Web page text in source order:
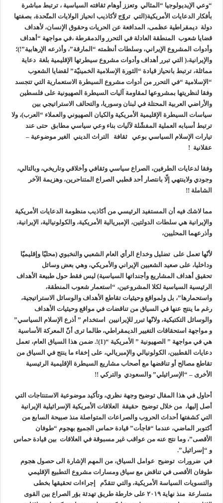
“وعي الإيديولوجيا “المثالي وتعزز أوهام ثقافته السياسية ، ترتبط مباشرة
بأفكار الدعايات الأمريكية(التي تروّج لأكاذيب انحياز الولايات المتّحدة، بصفتها
دولة ديمقراطية عظمى، المدافعة عن الحريات وحقوق الإنسان، لأهداف
قضايا شعوب المنطقة العادلة في التحرر والدمقرطة ،في مواجهة “أهداف
وأدوات المشروع الإيراني، وسلطات أنظمته “المارقة”، وأذرعه الإرهابية”!)؛
والإيرانية،( التي تبرر أهداف وأدوات مشروع سيطرتها الإقليمية بلغة دعاية
مماثلة، ترتبط بانحياز قيادة “الثورة الإسلامية الخمينيّة” لقضايا الشعوب
“الإسلامية “في التحرر من أدوات مشروع السيطرة الاستعمارية التي تتجسد
وفقا لنظريتها بمشروعها لمقاومة آليات السيطرة الصهيونية على فلسطين
والأراضي العربية المحتلة في لبنان وسوريا، والتحالف الاستراتيجي بين
سياسات السيطرة الإقليمية الأمريكية والكيان الصهيوني والعملاء “العرب)، ولا
ترتبط أسبابه العملية المفشّلة لآليات بناء وعي سياسي مطابق حتى عند
تيارات الإسلام السياسي بوعي ثقافة التراث الديني الغير موضوعية –
عقلانية !
وفقا لدعايات الطرفين، الصراع سياسي وثقافي وأخلاقي وتاريخي، وبالتالي،
وجودي ولاينتهي إلّا بانتصار أحد قطبي الصراع المتناحرين، وهزيمة الآخر
الشاملة !!
مما لاشك فيه أن المستفيد الرئيسي من أكاذيب منظومة الدعايات الأمريكية
والإيرانية هي سلطات الدولتين، الإمبريالية الأمريكية، والكولونيالية، الإيرانية،
وأذرعهما المحليين،
لأنّها تعمل على تضليل وخداع الرأي العام الشعبي والنخبوي (محليّا وإقليميّا
وداخليا، على صعيد الشعبين الإيراني والأمريكي، وهي بعض وسائل
تحقيق أهداف المشاريع وأجنداتها السياسية) ليس فقط حول طبيعة الأهداف
الرئيسية السياسية لكلا المشروعين، “استعمار شعوب المنطقة،
واستحمارها”، بل ولمواقع وحيثيات تقاطع الأهداف والوسائل الاستراتيجية،
رغم ما ينتج عنها في السياق من تناقضات في مواقع وحيثيات الأهداف
والوسائل التكتيكية، ولانّها تبرر للإيرانيين استخدام ” أذرع الإسلام السياسي”
و مواجهة استحقاقات التغيير الديمقراطي، طالما ترى أنّ المعركة الأساسية
هي في مواجهة ” الصهيونية ” الأمريكية “(1)!. ضمن هذا السياق العام، تعمل
دعايات القطبين، الكولونيالي والإمبريالي، على إخفاء ما ينتج في السياق من
تقاطع مصالح أو تناقضها مع أصحاب مشاريع السيطرة الإقليمية الرئيسية
الأخرى – “الإسرائيلي” والسعودي والتركي !!
أحاول في هذا المقال توضيح وجهة نظري، وتأكيد موضوعية الاستنتاجات التي
أصل إليها، من خلال توضيح حقيقة العلاقات الأمريكية الإسرائيلية الإيرانية
التي كشفتها أحداث الحروب والصراعات المتواصلة منذ صبيحة السابع من
أكتوبر الماضي، عندما “فاجأت” قيادة حماس الجميع بهجوم “طوفان
الأقصى”، وما نتج عنه من عواقب غير مسبوقة في العلاقات بين قيادة حماس
و “إسرائيل”.
في ضرورات توضيح عوامل السياق، من المهم الإشارة الى حصول هجوم
طوفان الأقصى في تناقض مع سياق ومسارات مشروع التطبيع الإقليمي
والتسويات السياسة الأمريكية، والتي تتقدّم إجراءات تحقيقها بخطى
متسارعة منذ نهاية ٢٠١٩ على خارطة طريق تهدئة بؤر الصراع بين القوى